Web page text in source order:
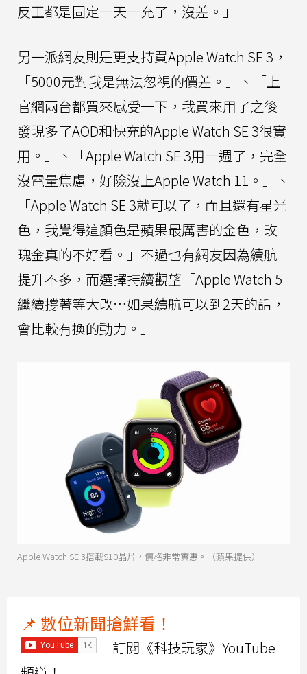
反正都是固定一天一充了，沒差。」
另一派網友則是更支持買Apple Watch SE 3，
「5000元對我是無法忽視的價差。」、「上
官網兩台都買來感受一下，我買來用了之後
發現多了AOD和快充的Apple Watch SE 3很實
用。」、「Apple Watch SE 3用一週了，完全
沒電量焦慮，好險沒上Apple Watch 11。」、
「Apple Watch SE 3就可以了，而且還有星光
色，我覺得這顏色是蘋果最厲害的金色，玫
瑰金真的不好看。」不過也有網友因為續航
提升不多，而選擇持續觀望「Apple Watch 5
繼續撐著等大改…如果續航可以到2天的話，
會比較有換的動力。」
Apple Watch SE 3搭載S10晶片，價格非常實惠。（蘋果提供）
📌 數位新聞搶鮮看！
訂閱《科技玩家》YouTube